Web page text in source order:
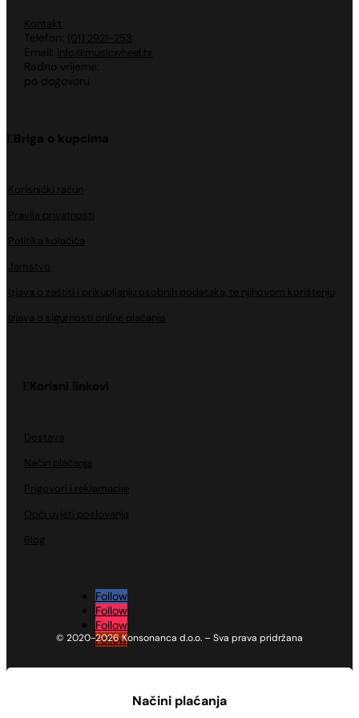
Kontakt
Telefon: (01) 2921-253
Email: info@musicwheel.hr
Radno vrijeme:
po dogovoru
Briga o kupcima
Korisnički račun
Pravila privatnosti
Politika kolačića
Jamstvo
Izjava o zaštiti i prikupljanju osobnih podataka, te njihovom korištenju
Izjava o sigurnosti online plaćanja
Korisni linkovi
Dostava
Način plaćanja
Prigovori i reklamacije
Opći uvjeti poslovanja
Blog
Follow
Follow
Follow
Follow
© 2020-2026 Konsonanca d.o.o. – Sva prava pridržana
Načini plaćanja